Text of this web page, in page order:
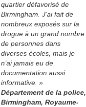
quartier défavorisé de
Birmingham. J’ai fait de
nombreux exposés sur la
drogue à un grand nombre
de personnes dans
diverses écoles, mais je
n’ai jamais eu de
documentation aussi
informative. »
Département de la police,
Birmingham, Royaume-